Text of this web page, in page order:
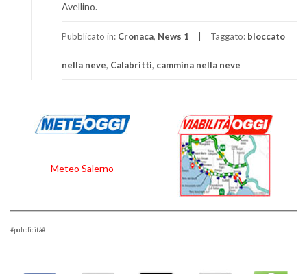
Avellino.
Pubblicato in: Cronaca, News 1 Taggato: bloccato
nella neve, Calabritti, cammina nella neve
Meteo Salerno
#pubblicità#